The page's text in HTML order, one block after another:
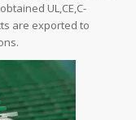
UL,CE,C-
are exported to